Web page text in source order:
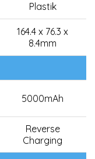
Plastik
164.4 x 76.3 x
8.4mm
5000mAh
Reverse
Charging